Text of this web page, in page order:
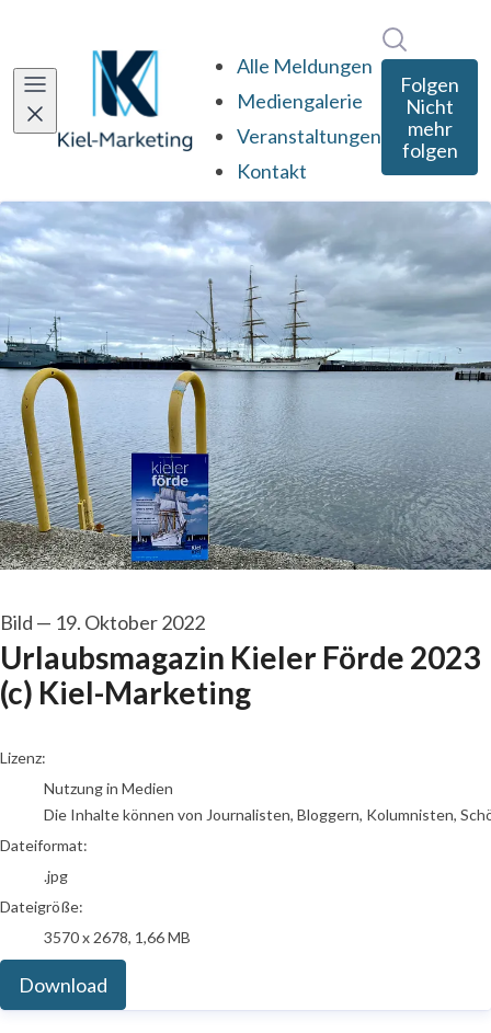
Alle Meldungen
Mediengalerie
Veranstaltungen
Kontakt
Folgen
Nicht
mehr
folgen
Bild — 19. Oktober 2022
Urlaubsmagazin Kieler Förde 2023
(c) Kiel-Marketing
go to media item
Lizenz:
Nutzung in Medien
Die Inhalte können von Journalisten, Bloggern, Kolumnisten,
Dateiformat:
.jpg
Dateigröße:
3570 x 2678, 1,66 MB
Download